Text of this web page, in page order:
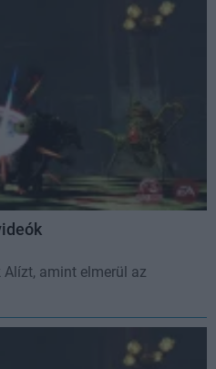
amint elmerül az